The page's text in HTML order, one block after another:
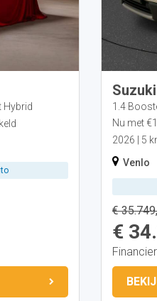
Hybrid
1.4
Nu met
2026
5
Venlo
€
€